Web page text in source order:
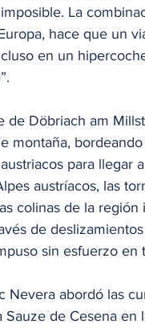
La
hace que un
en un
de Döbriach am
montaña,
para llegar
austríacos, las
colinas de la
de
sin esfuerzo en
Nevera abordó las
de Cesena en